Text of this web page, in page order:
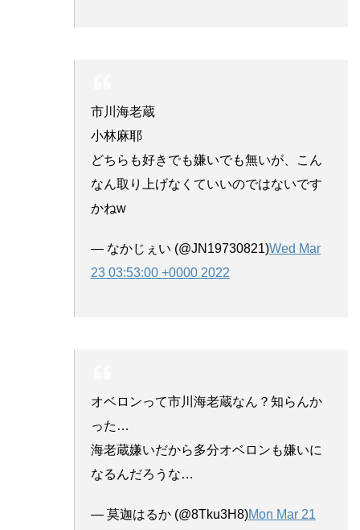
市川海老蔵
小林麻耶
どちらも好きでも嫌いでも無いが、こん
なん取り上げなくていいのではないです
かねw
— なかじぇい (@JN19730821)Wed Mar
23 03:53:00 +0000 2022
オベロンって市川海老蔵なん？知らんか
った…
海老蔵嫌いだから多分オベロンも嫌いに
なるんだろうな…
— 莫迦はるか (@8Tku3H8)Mon Mar 21